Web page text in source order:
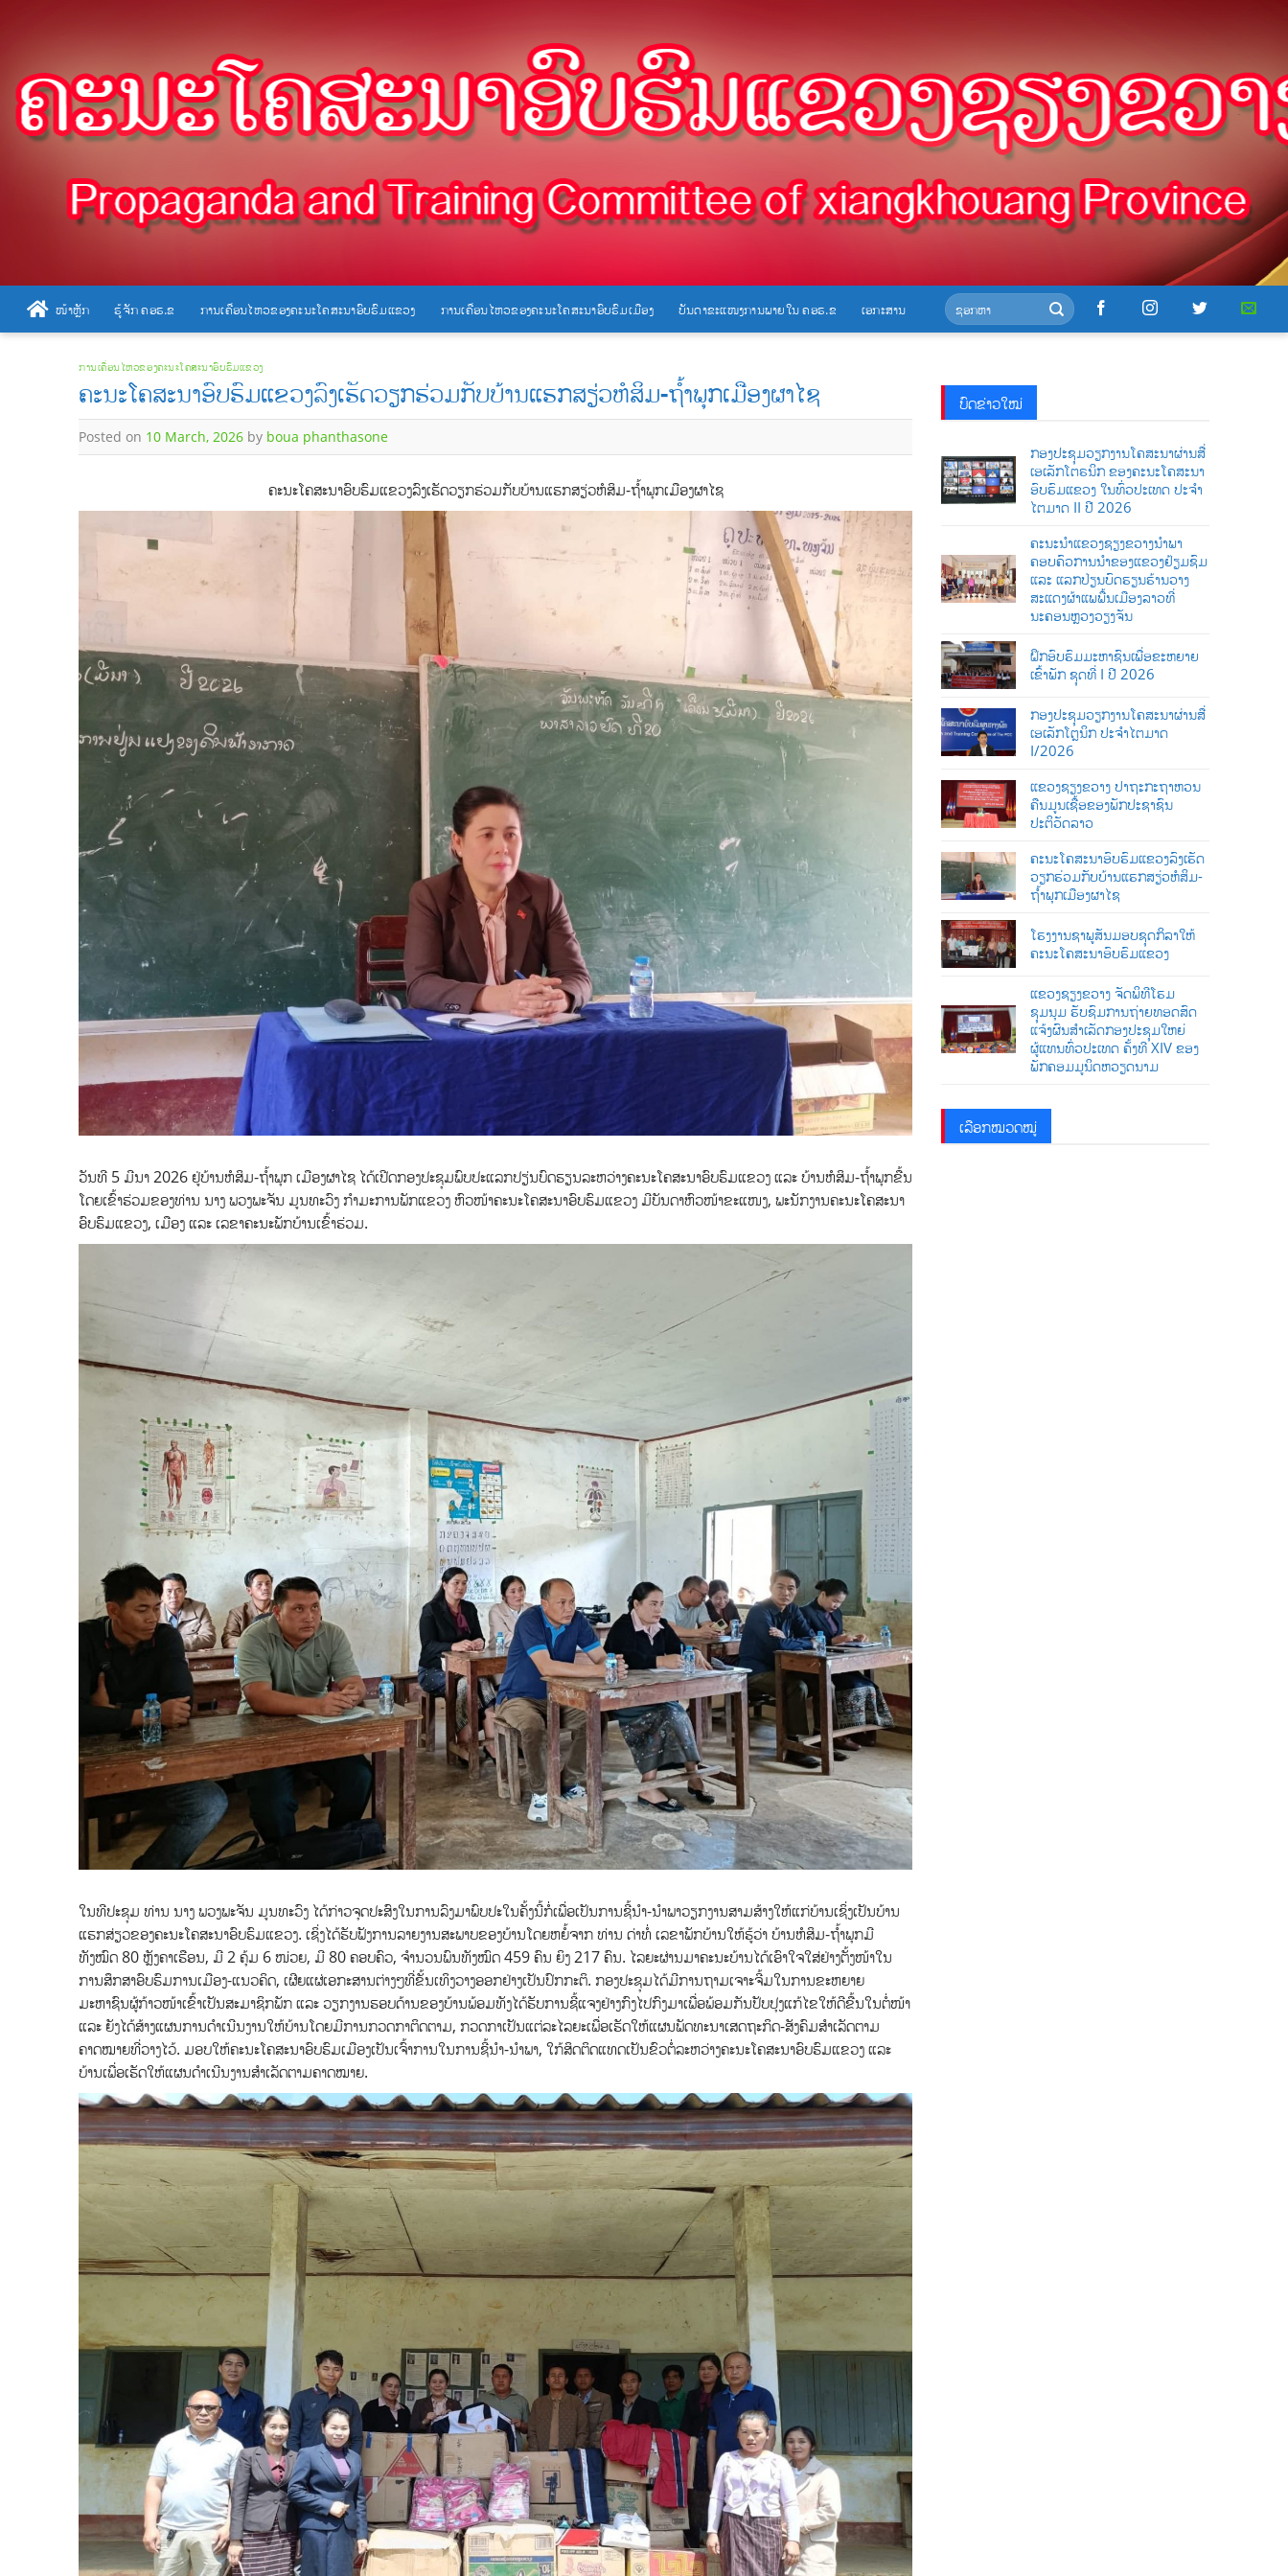
- -
ໜ້າຫຼັກ ຮູ້ຈັກ ຄອຮ.ຂ ການເຄື່ອນໄຫວຂອງຄະນະໂຄສະນາອົບຮົມແຂວງ ການເຄື່ອນໄຫວຂອງຄະນະໂຄສະນາອົບຮົມເມືອງ ບັນດາຂະແໜງການພາຍໃນ ຄອຮ.ຂ ເອກະສານ
ການເຄື່ອນໄຫວຂອງຄະນະໂຄສະນາອົບຮົມແຂວງ
ຄະນະໂຄສະນາອົບຮົມແຂວງລົງເຮັດວຽກຮ່ວມກັບບ້ານແຮກສຽ່ວຫໍສິມ-ຖໍ້າພຸກເມືອງຜາໄຊ
Posted on 10 March, 2026 by boua phanthasone
ຄະນະໂຄສະນາອົບຮົມແຂວງລົງເຮັດວຽກຮ່ວມກັບບ້ານແຮກສຽ່ວຫໍສິມ-ຖໍ້າພຸກເມືອງຜາໄຊ
ວັນທີ 5 ມີນາ 2026 ຢູ່ບ້ານຫໍສິມ-ຖໍ້າພຸກ ເມືອງຜາໄຊ ໄດ້ເປີດກອງປະຊຸມພົບປະແລກປຽ່ນບົດຮຽນລະຫວ່າງຄະນະໂຄສະນາອົບຮົມແຂວງ ແລະ ບ້ານຫໍສິມ-ຖໍ້າພຸກຂື້ນ
ໂດຍເຂົ້າຮ່ວມຂອງທ່ານ ນາງ ພວງພະຈັນ ມູນທະວົງ ກໍາມະການພັກແຂວງ ຫົວໜ້າຄະນະໂຄສະນາອົບຮົມແຂວງ ມີບັນດາຫົວໜ້າຂະແໜງ, ພະນັກງານຄະນະໂຄສະນາ
ອົບຮົມແຂວງ, ເມືອງ ແລະ ເລຂາຄະນະພັກບ້ານເຂົ້າຮ່ວມ.
ໃນທີປະຊຸມ ທ່ານ ນາງ ພວງພະຈັນ ມູນທະວົງ ໄດ້ກ່າວຈຸດປະສົງໃນການລົງມາພົບປະໃນຄັ້ງນີ້ກໍ່ເພື່ອເປັນການຊີ້ນໍາ-ນໍາພາວຽກງານສາມສ້າງໃຫ້ແກ່ບ້ານເຊິ່ງເປັນບ້ານ
ແຮກສ່ຽວຂອງຄະນະໂຄສະນາອົບຮົມແຂວງ. ເຊິ່ງໄດ້ຮັບຟັງການລາຍງານສະພາບຂອງບ້ານໂດຍຫຍໍ້ຈາກ ທ່ານ ດ່າທໍ່ ເລຂາພັກບ້ານໃຫ້ຮູ້ວ່າ ບ້ານຫໍສິມ-ຖໍ້າພຸກມີ
ທັງໝົດ 80 ຫຼັງຄາເຮືອນ, ມີ 2 ຄຸ້ມ 6 ໜ່ວຍ, ມີ 80 ຄອບຄົວ, ຈໍານວນພົນທັງໝົດ 459 ຄົນ ຍິງ 217 ຄົນ. ໄລຍະຜ່ານມາຄະນະບ້ານໄດ້ເອົາໃຈໃສ່ຢ່າງຕັ້ງໜ້າໃນ
ການສຶກສາອົບຮົມການເມືອງ-ແນວຄິດ, ເຜີຍແຜ່ເອກະສານຕ່າງໆທີ່ຂັ້ນເທິງວາງອອກຢ່າງເປັນປົກກະຕິ. ກອງປະຊຸມໄດ້ມີການຖາມເຈາະຈີ້ມໃນການຂະຫຍາຍ
ມະຫາຊົນຜູ້ກ້າວໜ້າເຂົ້າເປັນສະມາຊິກພັກ ແລະ ວຽກງານຮອບດ້ານຂອງບ້ານພ້ອມທັງໄດ້ຮັບການຊີ້ແຈງຢ່າງກົງໄປກົງມາເພື່ອພ້ອມກັນປັບປຸງແກ້ໄຂໃຫ້ດີຂື້ນໃນຕໍ່ໜ້າ
ແລະ ຍັງໄດ້ສ້າງແຜນການດໍາເນີນງານໃຫ້ບ້ານໂດຍມີການກວດກາຕິດຕາມ, ກວດກາເປັນແຕ່ລະໄລຍະເພື່ອເຮັດໃຫ້ແຜນພັດທະນາເສດຖະກິດ-ສັງຄົມສໍາເລັດຕາມ
ຄາດໝາຍທີ່ວາງໄວ້. ມອບໃຫ້ຄະນະໂຄສະນາອົບຮົມເມືອງເປັນເຈົ້າການໃນການຊີ້ນໍາ-ນໍາພາ, ໃກ້ສິດຕິດແທດເປັນຂົວຕໍ່ລະຫວ່າງຄະນະໂຄສະນາອົບຮົມແຂວງ ແລະ
ບ້ານເພື່ອເຮັດໃຫ້ແຜນດໍາເນີນງານສໍາເລັດຕາມຄາດໝາຍ.
ບົດຂ່າວໃໝ່
ກອງປະຊຸມວຽກງານໂຄສະນາຜ່ານສື່
ເອເລັກໂຕຣນິກ ຂອງຄະນະໂຄສະນາ
ອົບຮົມແຂວງ ໃນທົ່ວປະເທດ ປະຈໍາ
ໄຕມາດ II ປີ 2026
ຄະນະນຳແຂວງຊຽງຂວາງນຳພາ
ຄອບຄົວການນໍາຂອງແຂວງຢ້ຽມຊົມ
ແລະ ແລກປ່ຽນບົດຮຽນຮ້ານວາງ
ສະແດງຜ້າແພພື້ນເມືອງລາວທີ່
ນະຄອນຫຼວງວຽງຈັນ
ຝຶກອົບຮົມມະຫາຊົນເພື່ອຂະຫຍາຍ
ເຂົ້າພັກ ຊຸດທີ່ I ປີ 2026
ກອງປະຊຸມວຽກງານໂຄສະນາຜ່ານສື່
ເອເລັກໂຕຼນິກ ປະຈໍາໄຕມາດ
I/2026
ແຂວງຊຽງຂວາງ ປາຖະກະຖາຫວນ
ຄືນມູນເຊື້ອຂອງພັກປະຊາຊົນ
ປະຕິວັດລາວ
ຄະນະໂຄສະນາອົບຮົມແຂວງລົງເຮັດ
ວຽກຮ່ວມກັບບ້ານແຮກສຽ່ວຫໍສິມ-
ຖໍ້າພຸກເມືອງຜາໄຊ
ໂຮງງານຊາພູສັນມອບຊຸດກິລາໃຫ້
ຄະນະໂຄສະນາອົບຮົມແຂວງ
ແຂວງຊຽງຂວາງ ຈັດພິທີໂຮມ
ຊຸມນຸມ ຮັບຊົມການຖ່າຍທອດສົດ
ແຈ້ງຜົນສໍາເລັດກອງປະຊຸມໃຫຍ່
ຜູ້ແທນທົ່ວປະເທດ ຄັ້ງທີ XIV ຂອງ
ພັກຄອມມູນິດຫວຽດນາມ
ເລືອກໝວດໝູ່